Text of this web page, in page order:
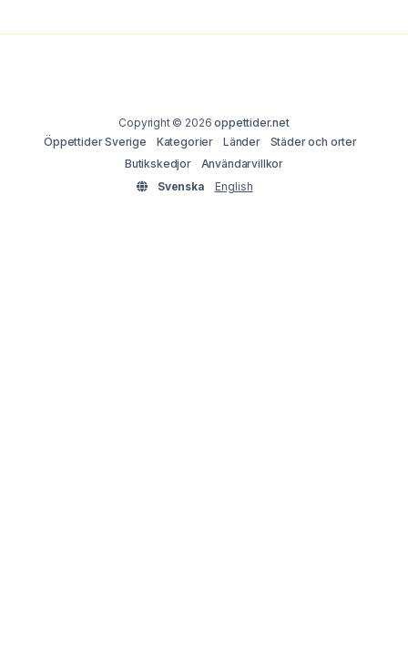
Copyright © 2026oppettider.net
Öppettider Sverige
Kategorier Länder
Städer och orter
Butikskedjor
Användarvillkor
Svenska
English